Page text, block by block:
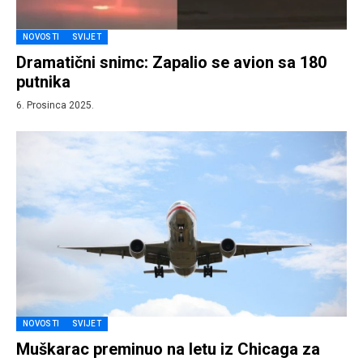
NOVOSTI SVIJET
Dramatični snimc: Zapalio se avion sa 180
putnika
6. Prosinca 2025.
NOVOSTI SVIJET
Muškarac preminuo na letu iz Chicaga za